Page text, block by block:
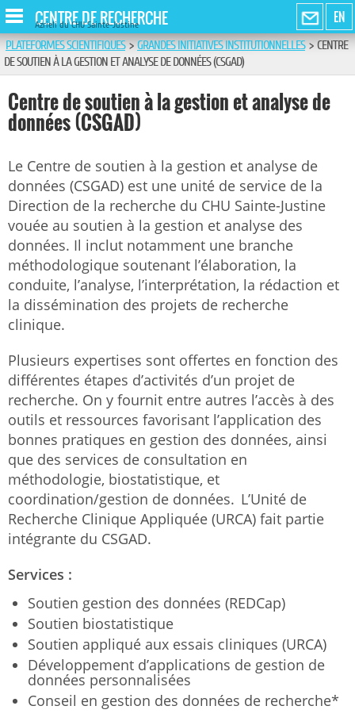
EN
CENTRE DE RECHERCHE
Azrieli du CHU Sainte-Justine
PLATEFORMES SCIENTIFIQUES>GRANDES INITIATIVES INSTITUTIONNELLES>CENTRE
DE SOUTIEN À LA GESTION ET ANALYSE DE DONNÉES (CSGAD)
Centre de soutien à la gestion et analyse de
données (CSGAD)
Le Centre de soutien à la gestion et analyse de
données (CSGAD) est une unité de service de la
Direction de la recherche du CHU Sainte-Justine
vouée au soutien à la gestion et analyse des
données. Il inclut notamment une branche
méthodologique soutenant l’élaboration, la
conduite, l’analyse, l’interprétation, la rédaction et
la dissémination des projets de recherche
clinique.
Plusieurs expertises sont offertes en fonction des
différentes étapes d’activités d’un projet de
recherche. On y fournit entre autres l’accès à des
outils et ressources favorisant l’application des
bonnes pratiques en gestion des données, ainsi
que des services de consultation en
méthodologie, biostatistique, et
coordination/gestion de données. L’Unité de
Recherche Clinique Appliquée (URCA) fait partie
intégrante du CSGAD.
Services :
Soutien gestion des données (REDCap)
Soutien biostatistique
Soutien appliqué aux essais cliniques (URCA)
Développement d’applications de gestion de
données personnalisées
Conseil en gestion des données de recherche*